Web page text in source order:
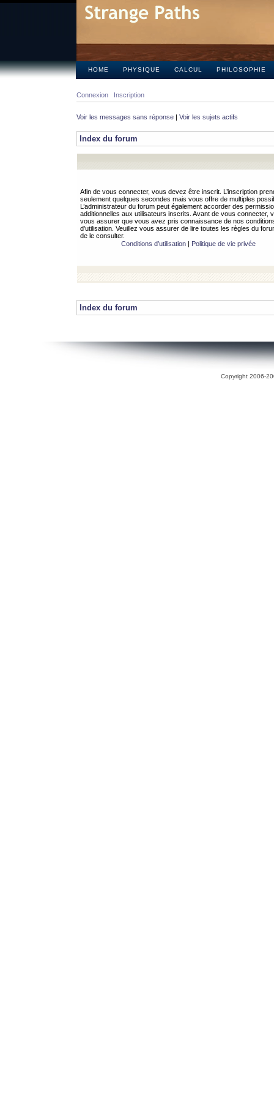
HOME PHYSIQUE CALCUL PHILOSOPHIE
Connexion Inscription
Voir les messages sans réponse | Voir les sujets actifs
Index du forum
Afin de vous connecter, vous devez être inscrit. L’inscription
seulement quelques secondes mais vous offre de multiples
L’administrateur du forum peut également accorder des
additionnelles aux utilisateurs inscrits. Avant de vous connecter,
vous assurer que vous avez pris connaissance de nos
d’utilisation. Veuillez vous assurer de lire toutes les règles du
de le consulter.
Conditions d’utilisation| Politique de vie privée
Index du forum
Copyright 2006-